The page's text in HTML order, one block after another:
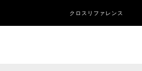
クロスリファレンス